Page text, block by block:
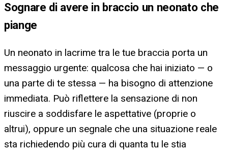
Sognare di avere in braccio un neonato che
piange
Un neonato in lacrime tra le tue braccia porta un
messaggio urgente: qualcosa che hai iniziato — o
una parte di te stessa — ha bisogno di attenzione
immediata. Può riflettere la sensazione di non
riuscire a soddisfare le aspettative (proprie o
altrui), oppure un segnale che una situazione reale
sta richiedendo più cura di quanta tu le stia